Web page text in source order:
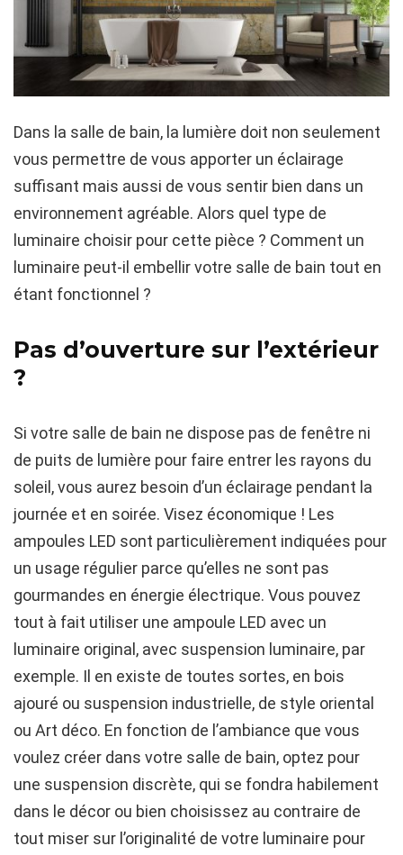
Dans la salle de bain, la lumière doit non seulement
vous permettre de vous apporter un éclairage
suffisant mais aussi de vous sentir bien dans un
environnement agréable. Alors quel type de
luminaire choisir pour cette pièce ? Comment un
luminaire peut-il embellir votre salle de bain tout en
étant fonctionnel ?
Pas d’ouverture sur l’extérieur
?
Si votre salle de bain ne dispose pas de fenêtre ni
de puits de lumière pour faire entrer les rayons du
soleil, vous aurez besoin d’un éclairage pendant la
journée et en soirée. Visez économique ! Les
ampoules LED sont particulièrement indiquées pour
un usage régulier parce qu’elles ne sont pas
gourmandes en énergie électrique. Vous pouvez
tout à fait utiliser une ampoule LED avec un
luminaire original, avec suspension luminaire, par
exemple. Il en existe de toutes sortes, en bois
ajouré ou suspension industrielle, de style oriental
ou Art déco. En fonction de l’ambiance que vous
voulez créer dans votre salle de bain, optez pour
une suspension discrète, qui se fondra habilement
dans le décor ou bien choisissez au contraire de
tout miser sur l’originalité de votre luminaire pour